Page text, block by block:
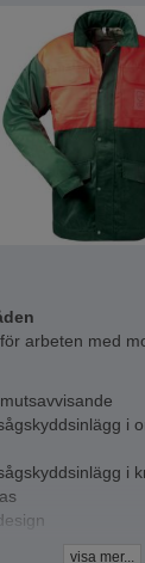
arbeten med
i
i
visa mer...